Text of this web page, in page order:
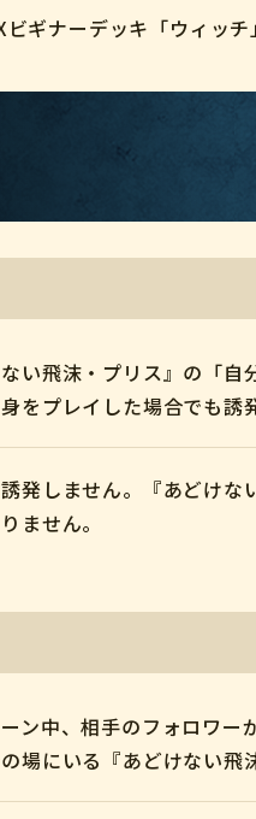
ビギナーデッキ「ウィッチ
ない飛沫・プリス』の「
をプレイした場合でも誘
発しません。『あどけ
ません。
ン中、相手のフォロワー
場にいる『あどけない